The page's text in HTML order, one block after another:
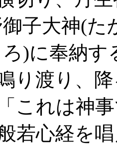
子大神(
)に奉納す
り渡り、
これは神
若心経を